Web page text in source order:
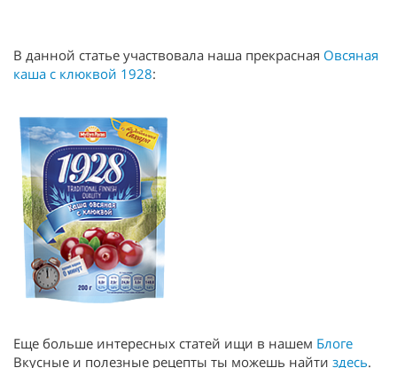
В данной статье участвовала наша прекрасная Овсяная
каша с клюквой 1928:
Еще больше интересных статей ищи в нашем Блоге
Вкусные и полезные рецепты ты можешь найти здесь.